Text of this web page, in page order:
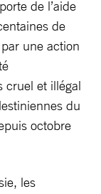
de l’aide
de
une action
cruel et illégal
du
octobre
les